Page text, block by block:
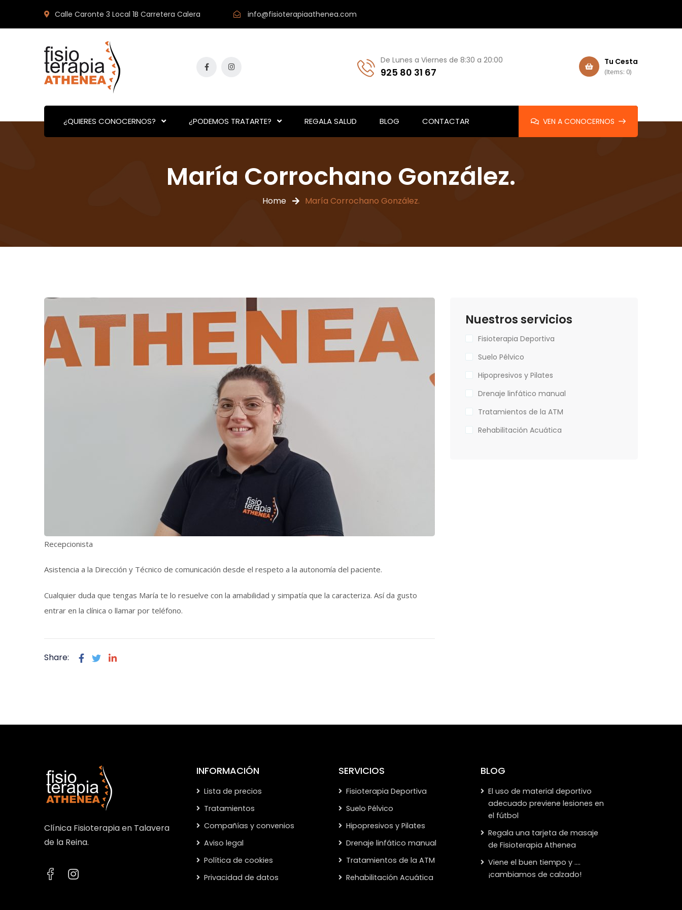
Calle Caronte 3 Local 1B Carretera Calera info@fisioterapiaathenea.com
De Lunes a Viernes de 8:30 a 20:00
925 80 31 67
Tu Cesta
(Items: 0)
¿QUIERES CONOCERNOS? ¿PODEMOS TRATARTE? REGALA SALUD BLOG CONTACTAR VEN A CONOCERNOS
María Corrochano González.
Home María Corrochano González.
Recepcionista
Asistencia a la Dirección y Técnico de comunicación desde el respeto a la autonomía del paciente.
Cualquier duda que tengas María te lo resuelve con la amabilidad y simpatía que la caracteriza. Así da gusto
entrar en la clínica o llamar por teléfono.
Share:
Nuestros servicios
Fisioterapia Deportiva
Suelo Pélvico
Hipopresivos y Pilates
Drenaje linfático manual
Tratamientos de la ATM
Rehabilitación Acuática
Clínica Fisioterapia en Talavera
de la Reina.
INFORMACIÓN
Lista de precios
Tratamientos
Compañías y convenios
Aviso legal
Política de cookies
Privacidad de datos
SERVICIOS
Fisioterapia Deportiva
Suelo Pélvico
Hipopresivos y Pilates
Drenaje linfático manual
Tratamientos de la ATM
Rehabilitación Acuática
BLOG
El uso de material deportivo
adecuado previene lesiones en
el fútbol
Regala una tarjeta de masaje
de Fisioterapia Athenea
Viene el buen tiempo y ….
¡cambiamos de calzado!